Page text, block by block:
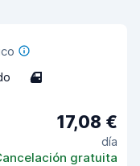
4
17,08 €
día
gratuita